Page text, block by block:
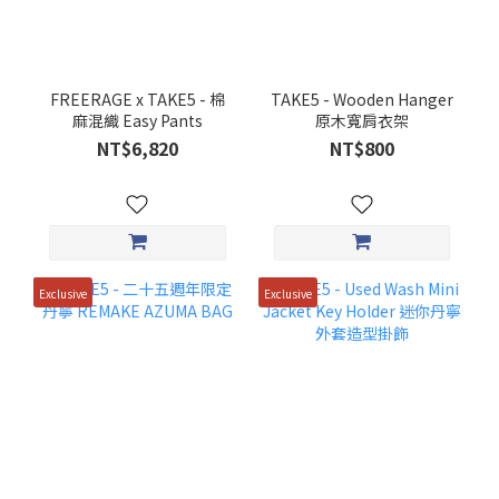
FREERAGE x TAKE5 - 棉
麻混織 Easy Pants
NT$6,820
TAKE5 - Wooden Hanger
原木寬肩衣架
NT$800
Exclusive Exclusive